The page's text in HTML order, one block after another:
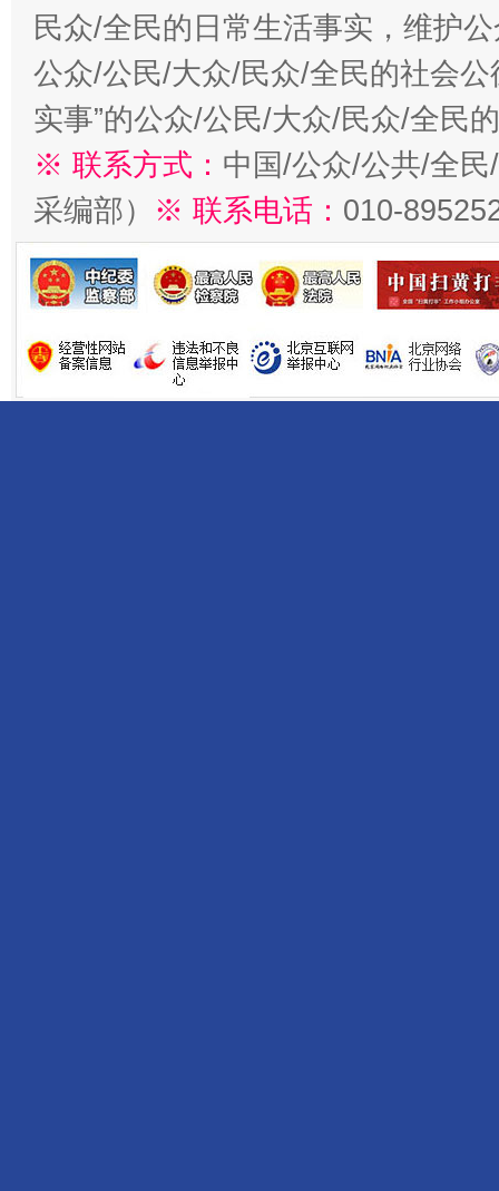
民众/全民的日常生活事实，维护
公众/公民/大众/民众/全民的社会公
实事”的公众/公民/大众/民众/全民
※ 联系方式： 中国/公众/公共/全
采编部） ※ 联系电话： 010-